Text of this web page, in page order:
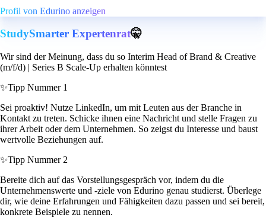
Profil von Edurino anzeigen
StudySmarter Expertenrat🤫
Wir sind der Meinung, dass du so Interim Head of Brand & Creative
(m/f/d) | Series B Scale-Up erhalten könntest
✨Tipp Nummer 1
Sei proaktiv! Nutze LinkedIn, um mit Leuten aus der Branche in
Kontakt zu treten. Schicke ihnen eine Nachricht und stelle Fragen zu
ihrer Arbeit oder dem Unternehmen. So zeigst du Interesse und baust
wertvolle Beziehungen auf.
✨Tipp Nummer 2
Bereite dich auf das Vorstellungsgespräch vor, indem du die
Unternehmenswerte und -ziele von Edurino genau studierst. Überlege
dir, wie deine Erfahrungen und Fähigkeiten dazu passen und sei bereit,
konkrete Beispiele zu nennen.